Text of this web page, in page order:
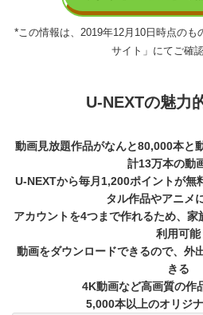
* この情報は、2019年12月10日時点の
サイト」にてご確
U-NEXTの魅力
動画見放題作品がなんと80,000本と
計13万本の動
U-NEXTから毎月1,200ポイントが無
タル作品やアニメ
アカウントを4つまで作れるため、
利用可能
動画をダウンロードできるので、外
きる
4K動画など高画質の作
5,000本以上のオリジ